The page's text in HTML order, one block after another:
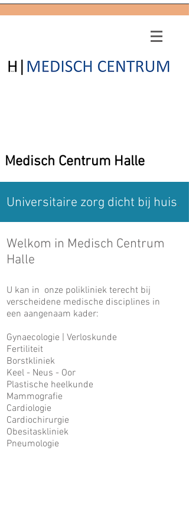
Medisch Centrum Halle
Universitaire zorg dicht bij huis.
Welkom in Medisch Centrum
Halle
U kan in onze polikliniek terecht bij
verscheidene medische disciplines in
een aangenaam kader:
Gynaecologie | Verloskunde
Fertiliteit
Borstkliniek
Keel - Neus - Oor
Plastische heelkunde
Mammografie
Cardiologie
Cardiochirurgie
Obesitaskliniek
Pneumologie